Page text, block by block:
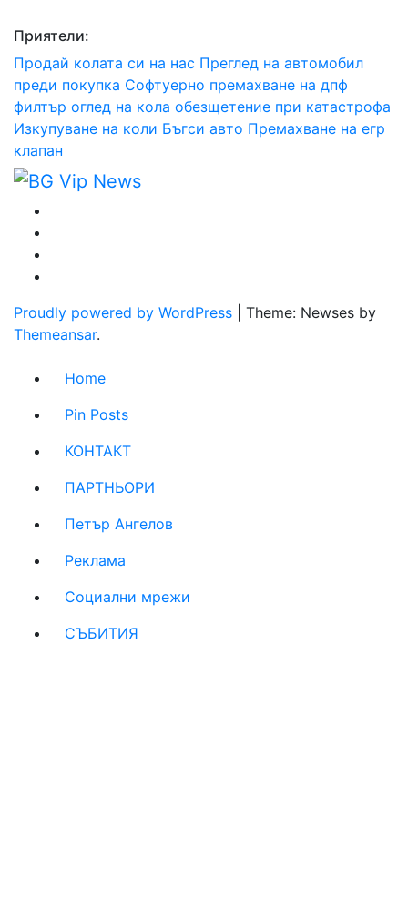
Приятели:
Продай колата си на нас Преглед на автомобил
преди покупка Софтуерно премахване на дпф
филтър оглед на кола обезщетение при катастрофа
Изкупуване на коли Бъгси авто Премахване на егр
клапан
Proudly powered by WordPress
Theme: Newses by
Themeansar.
Home
Pin Posts
КОНТАКТ
ПАРТНЬОРИ
Петър Ангелов
Реклама
Социални мрежи
СЪБИТИЯ